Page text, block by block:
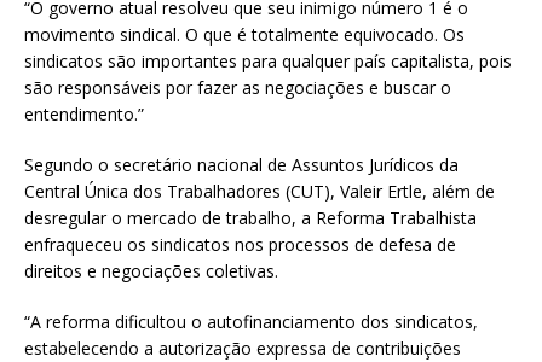
“O governo atual resolveu que seu inimigo número 1 é o
movimento sindical. O que é totalmente equivocado. Os
sindicatos são importantes para qualquer país capitalista, pois
são responsáveis por fazer as negociações e buscar o
entendimento.”
Segundo o secretário nacional de Assuntos Jurídicos da
Central Única dos Trabalhadores (CUT), Valeir Ertle, além de
desregular o mercado de trabalho, a Reforma Trabalhista
enfraqueceu os sindicatos nos processos de defesa de
direitos e negociações coletivas.
“A reforma dificultou o autofinanciamento dos sindicatos,
estabelecendo a autorização expressa de contribuições